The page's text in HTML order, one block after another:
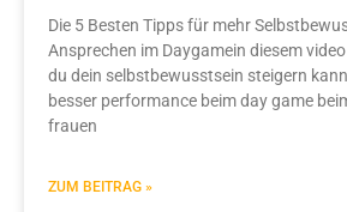
Die 5 Besten Tipps für mehr
Ansprechen im Daygamein diesem
du dein selbstbewusstsein steigern
besser performance beim day game
frauen
ZUM BEITRAG »